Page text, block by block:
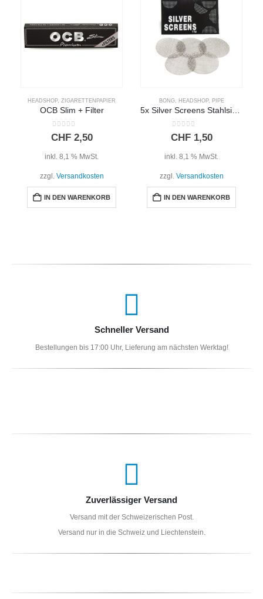
HEADSHOP, ZIGARETTENPAPIER
OCB Slim + Filter
0out of 5
CHF2,50
inkl. 8,1 % MwSt.
zzgl. Versandkosten
IN DEN WARENKORB
BONG, HEADSHOP, PIPE
5x Silver Screens Stahlsiebe 20mm
0out of 5
CHF1,50
inkl. 8,1 % MwSt.
zzgl. Versandkosten
IN DEN WARENKORB
Schneller Versand
Bestellungen bis 17:00 Uhr, Lieferung am nächsten Werktag!
Zuverlässiger Versand
Versand mit der Schweizerischen Post.
Versand nur in die Schweiz und Liechtenstein.